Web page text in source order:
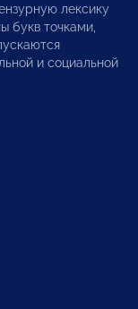
лексику
букв точками,
и социальной